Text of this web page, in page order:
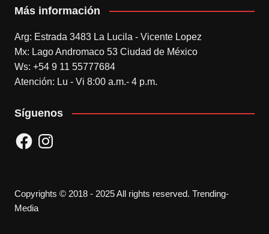
Más información
Arg: Estrada 3483 La Lucila - Vicente Lopez
Mx: Lago Andromaco 53 Ciudad de México
Ws: +54 9 11 55777684
Atención: Lu - Vi 8:00 a.m.- 4 p.m.
Síguenos
FacebookInstagram
Copyrights © 2018 - 2025 All rights reserved. Trending-
Media